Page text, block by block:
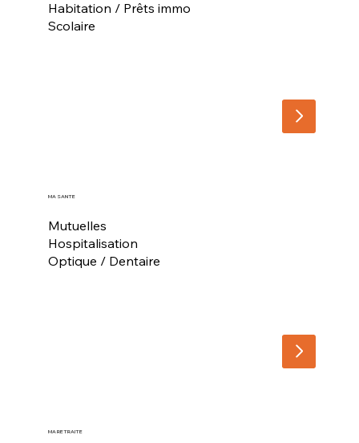
Habitation / Prêts immo
Scolaire
MA SANTE
Mutuelles
Hospitalisation
Optique / Dentaire
MA RETRAITE